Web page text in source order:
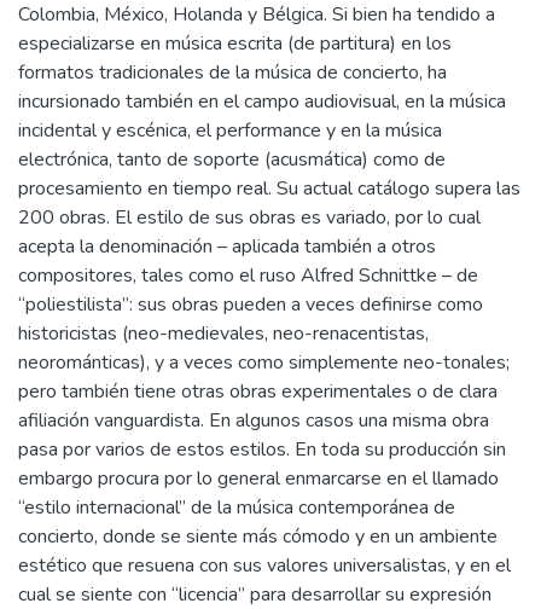
Colombia, México, Holanda y Bélgica. Si bien ha tendido a
especializarse en música escrita (de partitura) en los
formatos tradicionales de la música de concierto, ha
incursionado también en el campo audiovisual, en la música
incidental y escénica, el performance y en la música
electrónica, tanto de soporte (acusmática) como de
procesamiento en tiempo real. Su actual catálogo supera las
200 obras. El estilo de sus obras es variado, por lo cual
acepta la denominación – aplicada también a otros
compositores, tales como el ruso Alfred Schnittke – de
“poliestilista”: sus obras pueden a veces definirse como
historicistas (neo-medievales, neo-renacentistas,
neorománticas), y a veces como simplemente neo-tonales;
pero también tiene otras obras experimentales o de clara
afiliación vanguardista. En algunos casos una misma obra
pasa por varios de estos estilos. En toda su producción sin
embargo procura por lo general enmarcarse en el llamado
“estilo internacional” de la música contemporánea de
concierto, donde se siente más cómodo y en un ambiente
estético que resuena con sus valores universalistas, y en el
cual se siente con “licencia” para desarrollar su expresión